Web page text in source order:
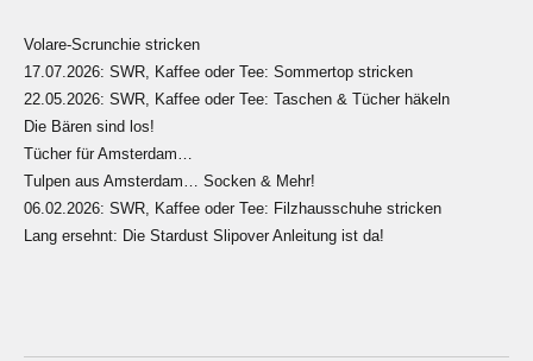
Volare-Scrunchie stricken
17.07.2026: SWR, Kaffee oder Tee: Sommertop stricken
22.05.2026: SWR, Kaffee oder Tee: Taschen & Tücher häkeln
Die Bären sind los!
Tücher für Amsterdam…
Tulpen aus Amsterdam… Socken & Mehr!
06.02.2026: SWR, Kaffee oder Tee: Filzhausschuhe stricken
Lang ersehnt: Die Stardust Slipover Anleitung ist da!